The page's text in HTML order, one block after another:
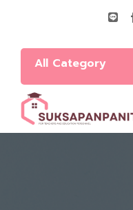
All Category